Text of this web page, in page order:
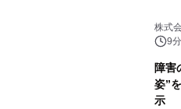
株式
9
障害
姿”
示